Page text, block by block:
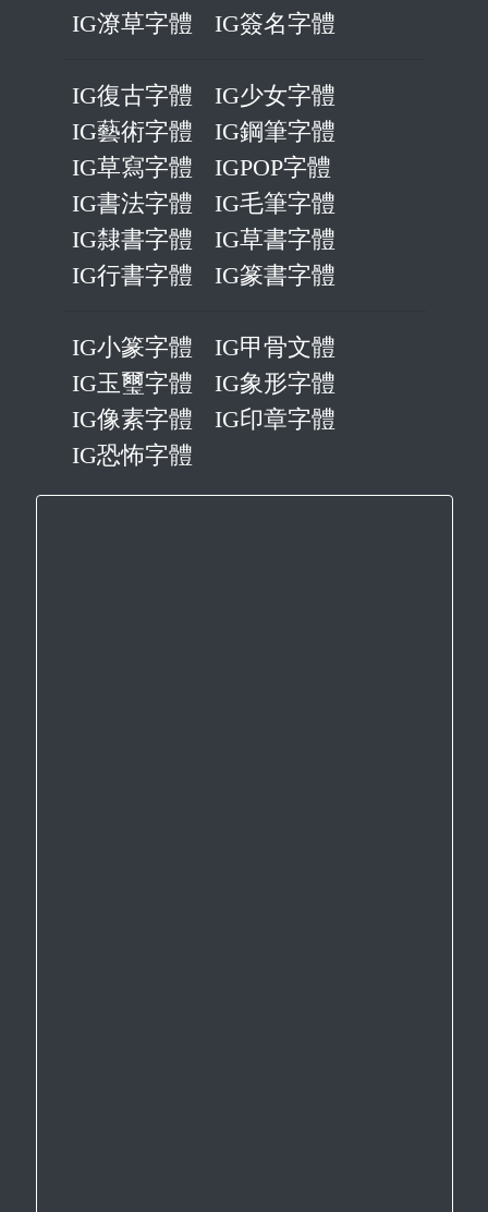
IG潦草字體
IG簽名字體
IG復古字體
IG少女字體
IG藝術字體
IG鋼筆字體
IG草寫字體
IGPOP字體
IG書法字體
IG毛筆字體
IG隸書字體
IG草書字體
IG行書字體
IG篆書字體
IG小篆字體
IG甲骨文體
IG玉璽字體
IG象形字體
IG像素字體
IG印章字體
IG恐怖字體